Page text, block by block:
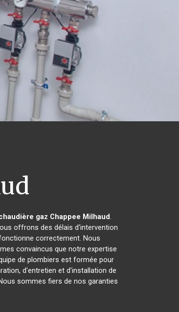
gaz Chappee Milhaud.
offrons des délais d'intervention
correctement. Nous
convaincus que notre expertise
de plombiers est formée pour
d'entretien et d'installation de
sommes fiers de nos garanties